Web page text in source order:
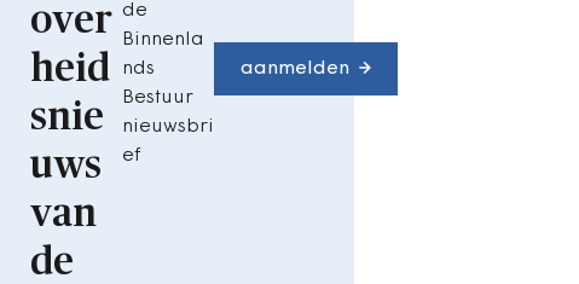
over
heid
snie
uws
van
de
de
Binnenla
nds
Bestuur
nieuwsbri
ef
aanmelden